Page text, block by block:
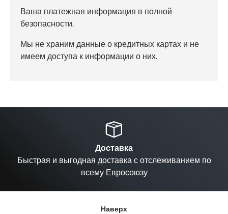
Ваша платежная информация в полной
безопасности.
Мы не храним данные о кредитных картах и не
имеем доступа к информации о них.
Доставка
Быстрая и выгодная доставка с отслеживанием по
всему Евросоюзу
Наверх